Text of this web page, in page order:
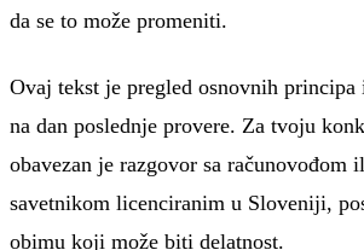
da se to može promeniti.
Ovaj tekst je pregled osnovnih principa
na dan poslednje provere. Za tvoju
obavezan je razgovor sa računovođom
savetnikom licenciranim u Sloveniji,
obimu koji može biti delatnost.